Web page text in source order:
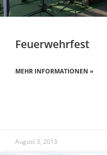
Feuerwehrfest
MEHR INFORMATIONEN »
August 3, 2013